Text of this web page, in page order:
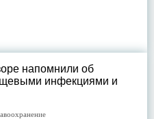
напомнили об
инфекциями и